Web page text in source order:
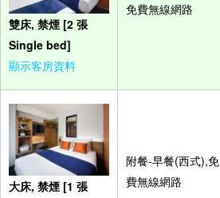
雙床, 禁煙 [2 張
Single bed]
顯示客房資料
免費無線網路
大床, 禁煙 [1 張
附餐-早餐(西式),免
費無線網路